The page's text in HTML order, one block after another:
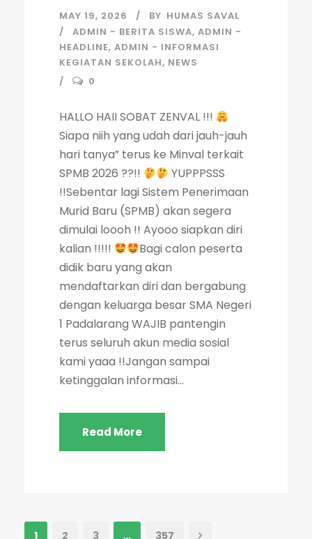
MAY 19, 2026 BY HUMAS SAVAL
ADMIN - BERITA SISWA, ADMIN -
HEADLINE, ADMIN - INFORMASI
KEGIATAN SEKOLAH, NEWS
0
HALLO HAII SOBAT ZENVAL !!!
Siapa niih yang udah dari jauh-jauh
hari tanya” terus ke Minval terkait
SPMB 2026 ??!!
YUPPPSSS
!!Sebentar lagi Sistem Penerimaan
Murid Baru (SPMB) akan segera
dimulai loooh !! Ayooo siapkan diri
kalian !!!!!
Bagi calon peserta
didik baru yang akan
mendaftarkan diri dan bergabung
dengan keluarga besar SMA Negeri
1 Padalarang WAJIB pantengin
terus seluruh akun media sosial
kami yaaa !!Jangan sampai
ketinggalan informasi...
Read More
1 2 3 … 357